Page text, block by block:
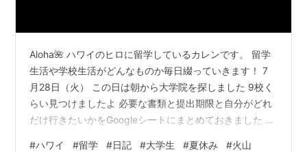
Aloha🌺 ハワイのヒロに留学しているカレンです。 留学
生活や学校生活がどんなものか毎日綴っていきます！ 7
月28日（火） この日は朝から大学院を探しました 9校く
らい見つけましたよ 必要な書類と提出期限と自分がどれ
だけ行きたいかをGoogleシートにまとめておきました 一
#ハワイ #留学 #日記 #大学生 #夏休み #火山